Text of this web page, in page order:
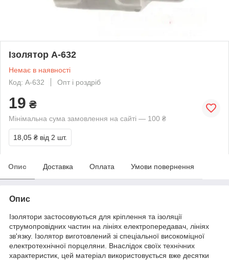
Ізолятор А-632
Немає в наявності
Код: А-632
Опт і роздріб
19 ₴
Мінімальна сума замовлення на сайті — 100 ₴
18,05 ₴ від 2 шт.
Опис Доставка Оплата Умови повернення
Опис
Ізолятори застосовуються для кріплення та ізоляції
струмопровідних частин на лініях електропередавач, лініях
зв'язку. Ізолятор виготовлений зі спеціальної високоміцної
електротехнічної порцеляни. Внаслідок своїх технічних
характеристик, цей матеріал використовується вже десятки